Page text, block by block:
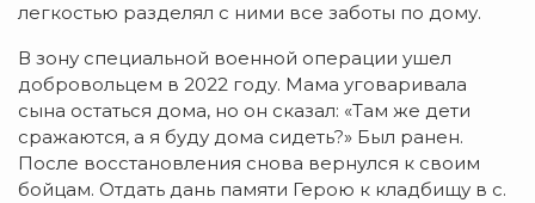
легкостью разделял с ними все заботы по дому.
В зону специальной военной операции ушел
добровольцем в 2022 году. Мама уговаривала
сына остаться дома, но он сказал: «Там же дети
сражаются, а я буду дома сидеть?» Был ранен.
После восстановления снова вернулся к своим
бойцам. Отдать дань памяти Герою к кладбищу в с.